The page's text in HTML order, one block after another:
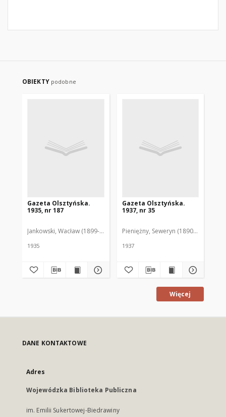
OBIEKTY podobne
Gazeta Olsztyńska.
1935, nr 187
Jankowski, Wacław (1899-1975). Red.
1935
Gazeta Olsztyńska.
1937, nr 35
Pieniężny, Seweryn (1890-1940). Red.
1937
Więcej
DANE KONTAKTOWE
Adres
Wojewódzka Biblioteka Publiczna
im. Emilii Sukertowej-Biedrawiny